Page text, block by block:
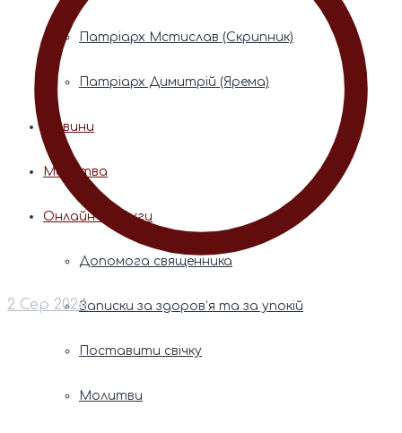
Патріарх Мстислав (Скрипник)
Патріарх Димитрій (Ярема)
Новини
Молитва
Онлайн послуги
Допомога священника
Записки за здоров’я та за упокій
Поставити свічку
Молитви
2 Сер 2024